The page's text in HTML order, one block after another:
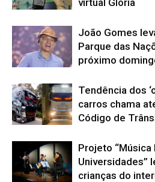
João Gomes
Parque das
próximo
Tendência dos
carros chama
Código de
Projeto “Música
Universidades”
crianças do